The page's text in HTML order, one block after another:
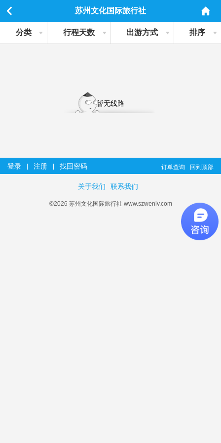
苏州文化国际旅行社
分类 行程天数 出游方式 排序
暂无线路
登录 注册 找回密码 回到顶部
订单查询
关于我们 联系我们
©2026 苏州文化国际旅行社 www.szwenlv.com